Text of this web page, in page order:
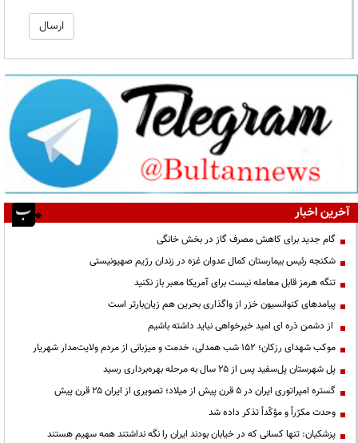
آخرین اخبار
گام جدید برای کاهش مصرف گاز در بخش خانگی
شکنجه رئیس بیمارستان کمال عدوان غزه در زندان رژیم صهیونیستی
تنگه هرمز قابل معامله نیست برای آمریکا معبر باز نکنید
پیامدهای کنوانسیون خزر از واگذاری بحرین هم زیان‌بارتر است
از دشمن ذره ای امید خیرخواهی نباید داشته باشیم
موکب شهدای رزکان؛ ۱۵۲ شب همدلی، خدمت و میزبانی از مردم ولایت‌مدار شهریار
پل شهرستان پل‌سفید پس از ۲۵ سال به مرحله بهره‌برداری رسید
گستره امپراتوری ایران در ۵ قرن پیش از میلاد؛ تصویری از ایران ۲۵ قرن پیش
وحدت مکرّراً و مؤکّداً تذکر داده شد
پزشکیان: تنها کسانی که در خیابان بودند ایران را نگه نداشتند همه سهیم هستند